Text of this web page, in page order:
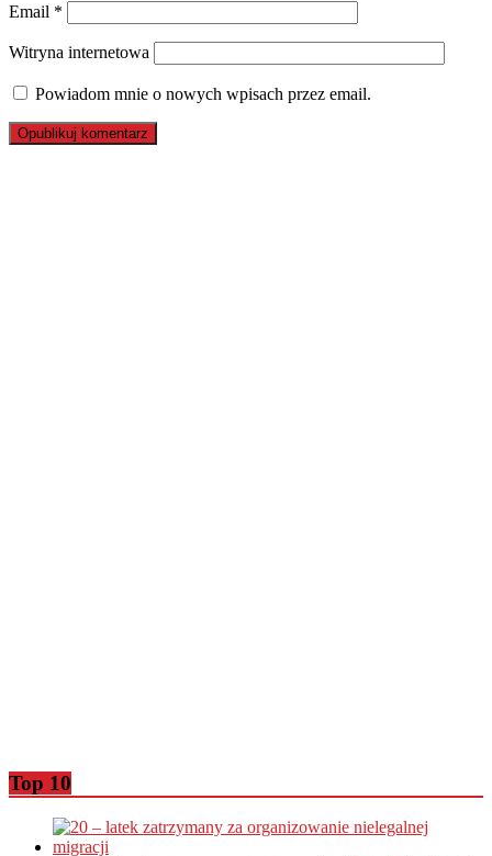
Email *
Witryna internetowa
Powiadom mnie o nowych wpisach przez email.
Top 10